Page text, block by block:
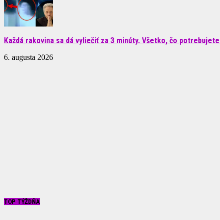
Každá rakovina sa dá vyliečiť za 3 minúty. Všetko, čo
6. augusta 2026
TOP TÝŽDŇA